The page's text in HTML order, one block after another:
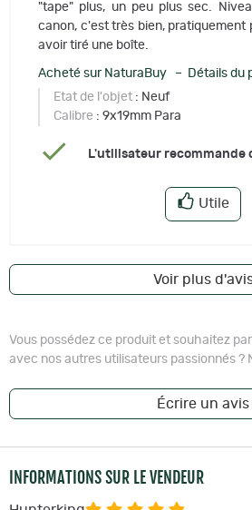
"tape" plus, un peu plus sec.
canon, c'est très bien, pratiquement
avoir tiré une boîte.
Acheté sur NaturaBuy – Détails du
Etat de l'objet : Neuf
Calibre : 9x19mm Para
L'utilisateur recommande
Utile
Voir plus
Vous possédez ce produit et souhaitez
avec nos autres utilisateurs passionnés ?
Écrire un avis
INFORMATIONS SUR LE VENDEUR